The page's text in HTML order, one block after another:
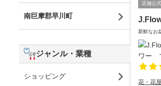
店舗公式
新鮮なお
花・花屋
南巨摩郡早川町
ジャンル・業種
ショッピング